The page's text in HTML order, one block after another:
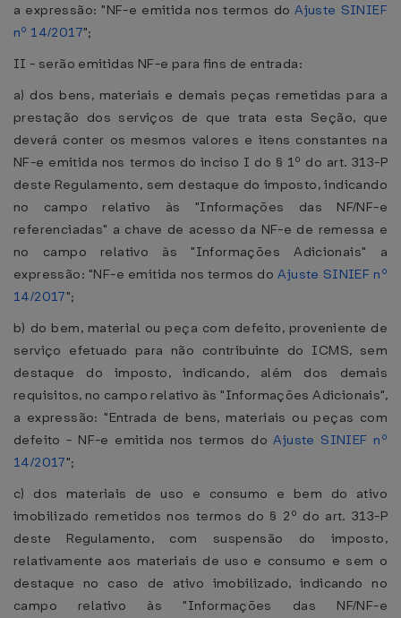
a expressão: "NF-e emitida nos termos doAjuste SINIEF
nº 14/2017";
II - serão emitidas NF-e para fins de entrada:
a) dos bens, materiais e demais peças remetidas para a
prestação dos serviços de que trata esta Seção, que
deverá conter os mesmos valores e itens constantes na
NF-e emitida nos termos do inciso I do § 1º do art. 313-P
deste Regulamento, sem destaque do imposto, indicando
no campo relativo às "Informações das NF/NF-e
referenciadas" a chave de acesso da NF-e de remessa e
no campo relativo às "Informações Adicionais" a
expressão: "NF-e emitida nos termos doAjuste SINIEF nº
14/2017";
b) do bem, material ou peça com defeito, proveniente de
serviço efetuado para não contribuinte do ICMS, sem
destaque do imposto, indicando, além dos demais
requisitos, no campo relativo às "Informações Adicionais",
a expressão: "Entrada de bens, materiais ou peças com
defeito - NF-e emitida nos termos doAjuste SINIEF nº
14/2017";
c) dos materiais de uso e consumo e bem do ativo
imobilizado remetidos nos termos do § 2º do art. 313-P
deste Regulamento, com suspensão do imposto,
relativamente aos materiais de uso e consumo e sem o
destaque no caso de ativo imobilizado, indicando no
campo relativo às "Informações das NF/NF-e